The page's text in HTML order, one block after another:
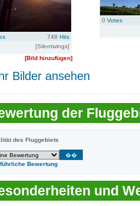
748 Hits
[Silentwings]
[Bild hinzufügen]
0 Votes
Bilder ansehen
der
des Fluggebiets
Bewertung
und